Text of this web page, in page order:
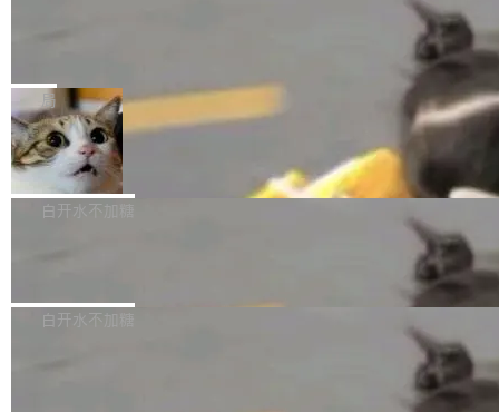
是把这段空隙补上。 回退到任何一次编辑：Delt
aDB 捕获 commit 之间的每一次操作，...
微软同期总资本开支的四成。 与亚马逊、Alpha
bet、微软以及 Meta 等传统科技巨头相比，Spa
ceXAI的资金消耗速度尤为引人瞩目。然而，支
撑庞大支出的资金来源却呈现出截然不同的面
貌。数据显示，微软和 Meta 主要依托充沛的经
一个在终端里运行的编程 agent；Muse Spark
1.2，驱动这个 agent 的新模型。一句话概括：
你可以用 curl -fsSL https://dev.meta.ai/install.
sh | bash 安装一个能在大项目里自动规划、写
代码、验证结果的 AI 终端工具。 据介绍，Muse
个主 agent 循环，外加一组后台 agent。这些后
局
美团开源 LoHoSearch，用知识图谱校
准 AI 能力认知
机器出题的前提，是让机器拥有全局视野。整个
构建流程可以分为四个环节：建图 → 控制难度
白开水不加糖
库，并将作为transport接入Mooncake TENT。
白开水不加糖